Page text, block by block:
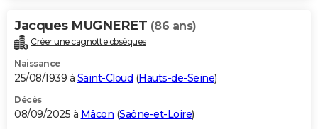
Bricolage
Lifestyle
Culture
Sport
Auto
Television
Voyage
Cinema
Jacques MUGNERET (86 ans)
Créer une cagnotte obsèques
Naissance
25/08/1939 à Saint-Cloud (Hauts-de-Seine)
Décès
08/09/2025 à Mâcon (Saône-et-Loire)